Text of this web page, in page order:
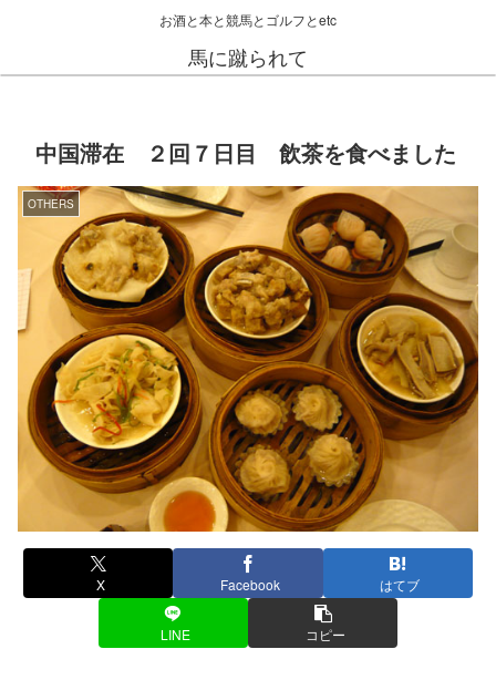
お酒と本と競馬とゴルフとetc
馬に蹴られて
中国滞在 ２回７日目 飲茶を食べました
OTHERS
X Facebook はてブ
LINE コピー